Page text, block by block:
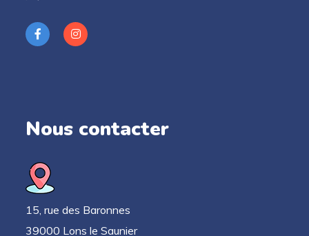
Nous contacter
15, rue des Baronnes
39000 Lons le Saunier